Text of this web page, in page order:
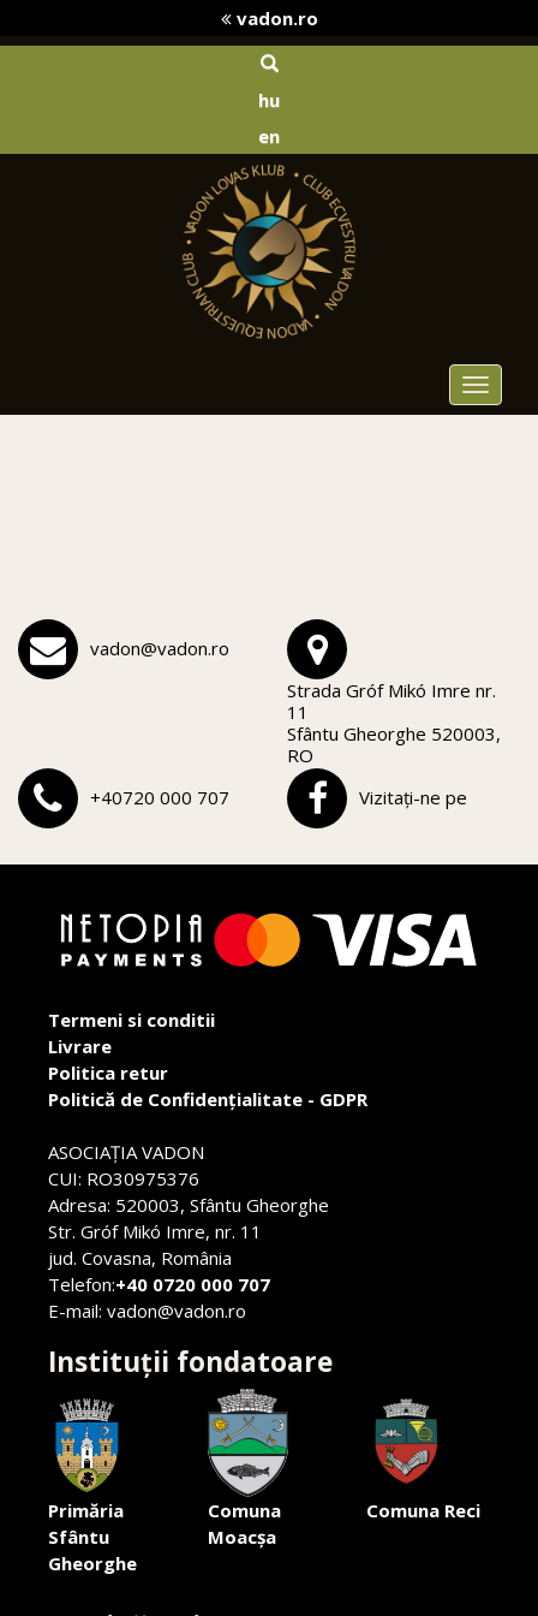
vadon.ro
hu
en
Toggle
vadon@vadon.ro
Strada Gróf Mikó Imre nr.
11
Sfântu Gheorghe 520003,
RO
+40720 000 707
Vizitați-ne pe
Termeni si conditii
Livrare
Politica retur
Politică de Confidențialitate - GDPR
ASOCIAŢIA VADON
CUI: RO30975376
Adresa: 520003, Sfântu Gheorghe
Str. Gróf Mikó Imre, nr. 11
jud. Covasna, România
Telefon:+40 0720 000 707
E-mail: vadon@vadon.ro
Instituții fondatoare
Primăria
Sfântu
Gheorghe
Comuna
Moacșa
Comuna Reci